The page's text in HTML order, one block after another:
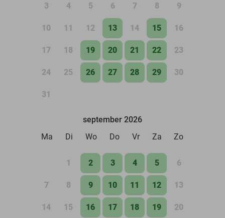
3 4 5 6 7 8 9
10 11 12 13 14 15 16
17 18 19 20 21 22 23
24 25 26 27 28 29 30
31
september 2026
Ma
Di Wo Do Vr Za Zo
1 2 3 4 5 6
7 8 9 10 11 12 13
14 15 16 17 18 19 20